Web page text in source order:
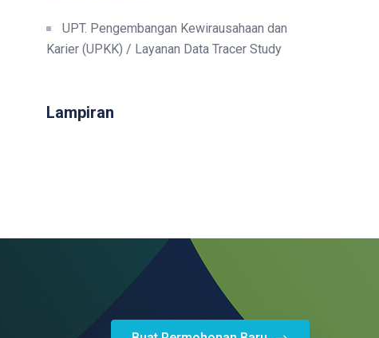
UPT. Pengembangan Kewirausahaan dan
Karier (UPKK) / Layanan Data Tracer Study
Lampiran